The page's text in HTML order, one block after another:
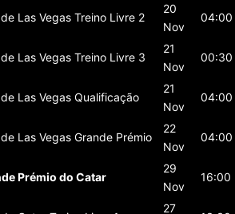
Las Vegas Treino Livre 2
20
Nov
04:00
Las Vegas Treino Livre 3
21
Nov
00:30
Las Vegas Qualificação
21
Nov
04:00
Las Vegas Grande Prémio
22
Nov
04:00
Prémio do Catar
29
Nov
16:00
27